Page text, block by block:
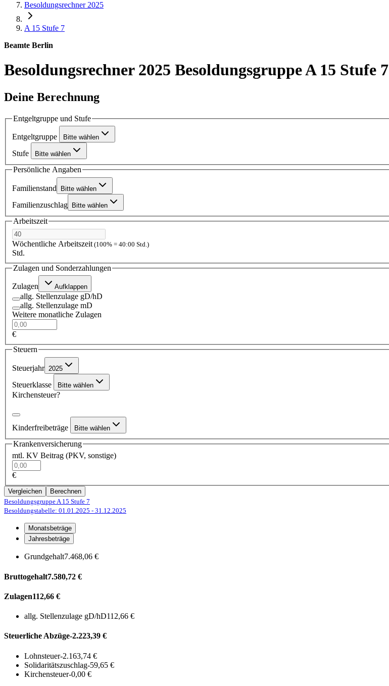
Besoldungsrechner 2025
A 15 Stufe 7
Beamte Berlin
Besoldungsrechner 2025 Besoldungsgruppe A 15 Stufe 7
Deine Berechnung
Entgeltgruppe und Stufe
Entgeltgruppe Bitte wählen
Stufe Bitte wählen
Persönliche Angaben
Familienstand Bitte wählen
Familienzuschlag Bitte wählen
Arbeitszeit
Wöchentliche Arbeitszeit (100% = 40:00 Std.)
Std.
Zulagen und Sonderzahlungen
Zulagen Aufklappen
allg. Stellenzulage gD/hD
allg. Stellenzulage mD
Weitere monatliche Zulagen
€
Steuern
Steuerjahr 2025
Steuerklasse Bitte wählen
Kirchensteuer?
Kinderfreibeträge Bitte wählen
Krankenversicherung
mtl. KV Beitrag (PKV, sonstige)
€
Vergleichen
Berechnen
Besoldungsgruppe A 15 Stufe 7
Besoldungstabelle: 01.01.2025 - 31.12.2025
Monatsbeträge
Jahresbeträge
Grundgehalt7.468,06 €
Bruttogehalt7.580,72 €
Zulagen112,66 €
allg. Stellenzulage gD/hD112,66 €
Steuerliche Abzüge-2.223,39 €
Lohnsteuer-2.163,74 €
Solidaritätszuschlag-59,65 €
Kirchensteuer-0,00 €